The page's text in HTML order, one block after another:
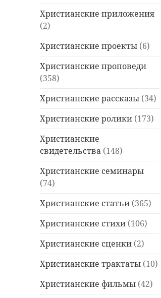
Христианские приложения
(2)
Христианские проекты (6)
Христианские проповеди
(358)
Христианские рассказы (34)
Христианские ролики (173)
Христианские
свидетельства (148)
Христианские семинары
(74)
Христианские статьи (365)
Христианские стихи (106)
Христианские сценки (2)
Христианские трактаты (10)
Христианские фильмы (42)